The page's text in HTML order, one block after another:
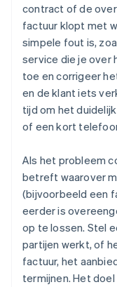
contract of de
factuur klopt met
simpele fout is,
service die je over
toe en corrigeer
en de klant iets
tijd om het
of een kort
Als het probleem
betreft waarover
(bijvoorbeeld een
eerder is
op te lossen. Stel
partijen werkt, of
factuur, het
termijnen. Het